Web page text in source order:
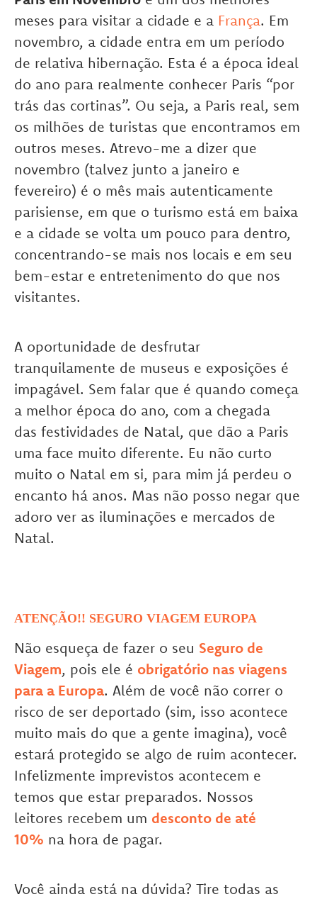
meses para visitar a cidade e a França. Em
novembro, a cidade entra em um período
de relativa hibernação. Esta é a época ideal
do ano para realmente conhecer Paris “por
trás das cortinas”. Ou seja, a Paris real, sem
os milhões de turistas que encontramos em
outros meses. Atrevo-me a dizer que
novembro (talvez junto a janeiro e
fevereiro) é o mês mais autenticamente
parisiense, em que o turismo está em baixa
e a cidade se volta um pouco para dentro,
concentrando-se mais nos locais e em seu
bem-estar e entretenimento do que nos
visitantes.
A oportunidade de desfrutar
tranquilamente de museus e exposições é
impagável. Sem falar que é quando começa
a melhor época do ano, com a chegada
das festividades de Natal, que dão a Paris
uma face muito diferente. Eu não curto
muito o Natal em si, para mim já perdeu o
encanto há anos. Mas não posso negar que
adoro ver as iluminações e mercados de
Natal.
ATENÇÃO!! SEGURO VIAGEM EUROPA
Não esqueça de fazer o seu Seguro de
Viagem, pois ele é obrigatório nas viagens
para a Europa. Além de você não correr o
risco de ser deportado (sim, isso acontece
muito mais do que a gente imagina), você
estará protegido se algo de ruim acontecer.
Infelizmente imprevistos acontecem e
temos que estar preparados. Nossos
leitores recebem um desconto de até
10% na hora de pagar.
Você ainda está na dúvida? Tire todas as